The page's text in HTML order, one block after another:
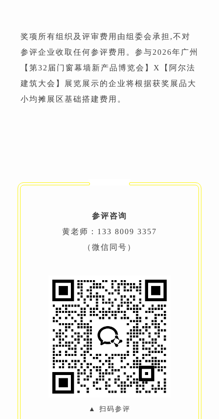
奖项所有组织及评审费用由组委会承担,不对
参评企业收取任何参评费用。参与2026年广州
【第32届门窗幕墙新产品博览会】X【阿尔法
建筑大会】展览展示的企业将根据获奖展品大
小均摊展区基础搭建费用。
参评咨询
黄老师：133 8009 3357
（微信同号）
▲ 扫码参评